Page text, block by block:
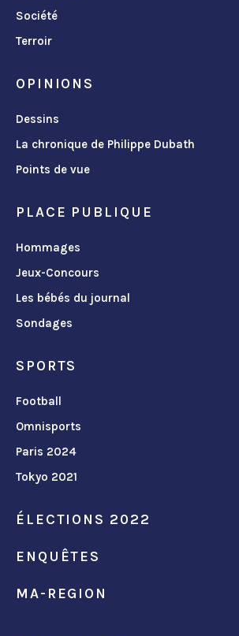
Société
Terroir
OPINIONS
Dessins
La chronique de Philippe Dubath
Points de vue
PLACE PUBLIQUE
Hommages
Jeux-Concours
Les bébés du journal
Sondages
SPORTS
Football
Omnisports
Paris 2024
Tokyo 2021
ÉLECTIONS 2022
ENQUÊTES
MA-REGION